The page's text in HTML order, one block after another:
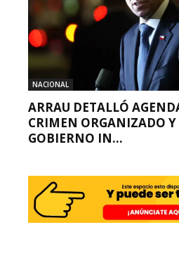
NACIONAL
ARRAU DETALLÓ
CRIMEN ORGANIZADO Y
GOBIERNO IN...